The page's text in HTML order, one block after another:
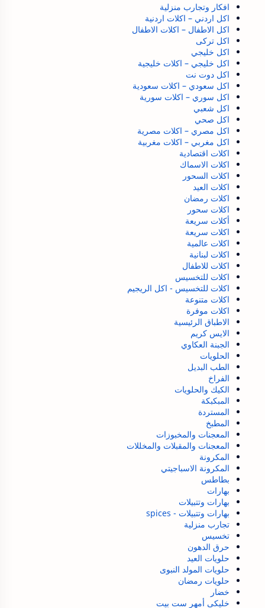
افكار وتجارب منزلية
اكل اردني – اكلات اردنية
اكل الاطفال – اكلات الاطفال
اكل تركى
اكل خليجي
اكل خليجي – اكلات خليجية
اكل دوت نت
اكل سعودي – اكلات سعودية
اكل سوري – اكلات سورية
اكل شعبي
اكل صحي
اكل مصري – اكلات مصرية
اكل مغربي – اكلات مغربية
اكلات اقتصادية
اكلات الاسماك
اكلات السحور
اكلات العيد
اكلات رمضان
اكلات سحور
أكلات سريعة
اكلات سريعة
اكلات عالمية
اكلات لبنانية
اكلات للاطفال
اكلات للتخسيس
اكلات للتخسيس - اكل الريجيم
اكلات متنوعة
اكلات موفرة
الاطباق الرئيسية
الايس كريم
الجبنة العكاوي
الحلويات
الطب البديل
الفراخ
الكيك والحلويات
المبكبكة
المستردة
المطبخ
المعجنات والمخبوزات
المعجنات والمقبلات والمخللات
المكرونة
المكرونة الاسباجيتي
بطاطس
بهارات
بهارات وتتبيلات
بهارات وتتبيلات - spices
تجارب منزلية
تخسيس
حرق الدهون
حلويات العيد
حلويات المولد النبوى
حلويات رمضان
خضار
خليكى أمهر ست بيت